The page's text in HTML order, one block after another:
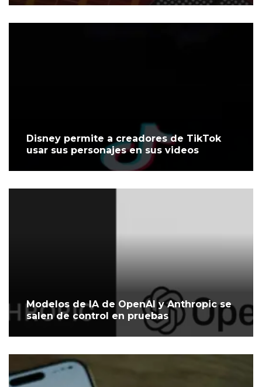
Disney permite a creadores de TikTok
usar sus personajes en sus videos
Modelos de IA de OpenAI y Anthropic se
salen de control en pruebas